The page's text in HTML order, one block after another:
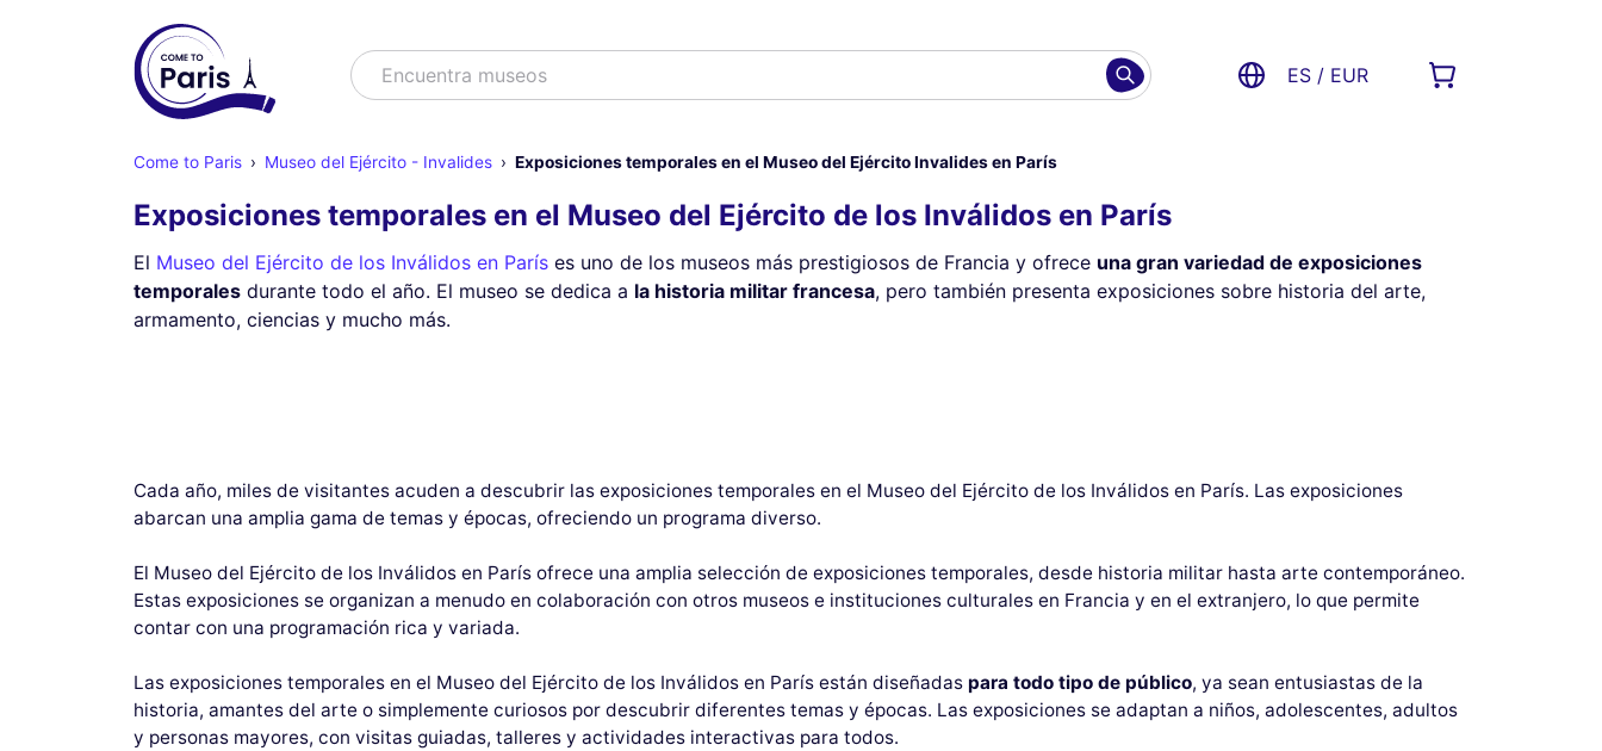
BuscarEncuentra museos ES / EUR
Come to Paris Museo del Ejército - Invalides Exposiciones temporales en el Museo del Ejército Invalides en París
Exposiciones temporales en el Museo del Ejército de los Inválidos en París
El Museo del Ejército de los Inválidos en París es uno de los museos más prestigiosos de Francia y ofrece una gran variedad de exposiciones
temporales durante todo el año. El museo se dedica a la historia militar francesa, pero también presenta exposiciones sobre historia del arte,
armamento, ciencias y mucho más.
Cada año, miles de visitantes acuden a descubrir las exposiciones temporales en el Museo del Ejército de los Inválidos en París. Las exposiciones
abarcan una amplia gama de temas y épocas, ofreciendo un programa diverso.
El Museo del Ejército de los Inválidos en París ofrece una amplia selección de exposiciones temporales, desde historia militar hasta arte contemporáneo.
Estas exposiciones se organizan a menudo en colaboración con otros museos e instituciones culturales en Francia y en el extranjero, lo que permite
contar con una programación rica y variada.
Las exposiciones temporales en el Museo del Ejército de los Inválidos en París están diseñadas para todo tipo de público, ya sean entusiastas de la
historia, amantes del arte o simplemente curiosos por descubrir diferentes temas y épocas. Las exposiciones se adaptan a niños, adolescentes, adultos
y personas mayores, con visitas guiadas, talleres y actividades interactivas para todos.